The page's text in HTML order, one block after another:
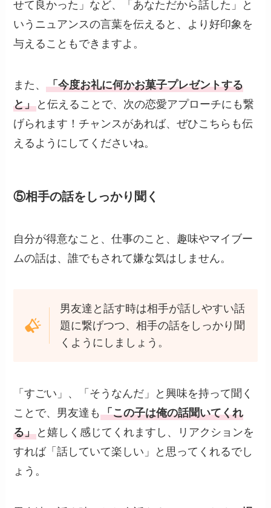
せて良かった」など、「あなただから話した」と
いうニュアンスの言葉を伝えると、より好印象を
与えることもできますよ。
また、「今度お礼に何かお菓子プレゼントする
と」 と伝えることで、次の恋愛アプローチにも繋
げられます！チャンスがあれば、ぜひこちらも伝
えるようにしてくださいね。
⑤相手の話をしっかり聞く
自分が得意なこと、仕事のこと、趣味やマイブー
ムの話は、誰でもされて嫌な気はしません。
男友達と話す時は相手が話しやすい話
題に繋げつつ、相手の話をしっかり聞
くようにしましょう。
「すごい」、「そうなんだ」と興味を持って聞く
ことで、男友達も「この子は俺の話聞いてくれ
る」 と嬉しく感じてくれますし、リアクションを
すれば「話していて楽しい」と思ってくれるでし
ょう。